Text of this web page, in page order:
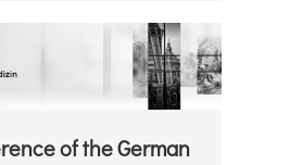
of the German